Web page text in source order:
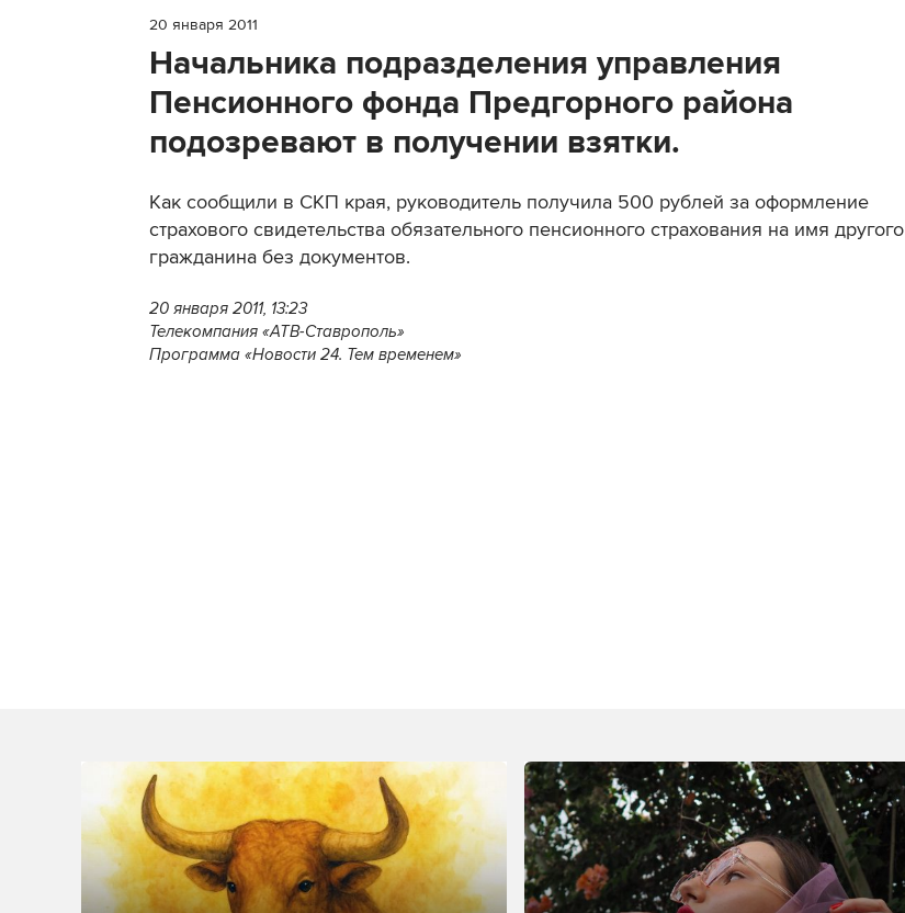
20 января 2011
Начальника подразделения управления
Пенсионного фонда Предгорного района
подозревают в получении взятки.
Как сообщили в СКП края, руководитель получила 500 рублей за оформление
страхового свидетельства обязательного пенсионного страхования на имя другого
гражданина без документов.
20 января 2011, 13:23
Телекомпания «АТВ-Ставрополь»
Программа «Новости 24. Тем временем»